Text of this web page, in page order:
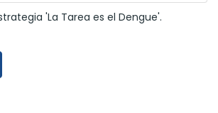
'La Tarea es el Dengue'.